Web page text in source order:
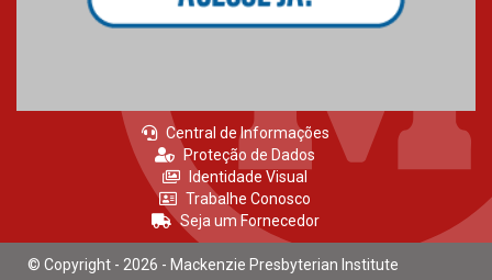
Central de Informações
Proteção de Dados
Identidade Visual
Trabalhe Conosco
Seja um Fornecedor
© Copyright - 2026 - Mackenzie Presbyterian Institute